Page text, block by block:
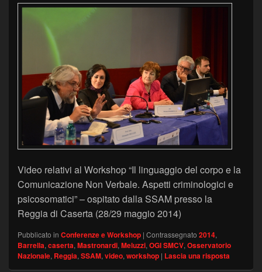
Video relativi al Workshop “Il linguaggio del corpo e la
Comunicazione Non Verbale. Aspetti criminologici e
psicosomatici” – ospitato dalla SSAM presso la
Reggia di Caserta (28/29 maggio 2014)
Pubblicato in Conferenze e Workshop | Contrassegnato 2014,
Barrella, caserta, Mastronardi, Meluzzi, OGI SMCV, Osservatorio
Nazionale, Reggia, SSAM, video, workshop | Lascia una risposta